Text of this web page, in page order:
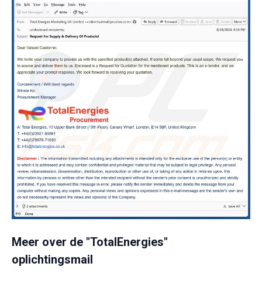
Meer over de "TotalEnergies"
oplichtingsmail